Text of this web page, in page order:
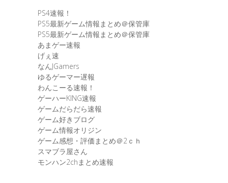
PS4速報！
PS5最新ゲーム情報まとめ＠保管庫
PS5最新ゲーム情報まとめ＠保管庫
あまゲー速報
げぇ速
なんJGamers
ゆるゲーマー遅報
わんこーる速報！
ゲーハーKING速報
ゲームだらだら速報
ゲーム好きブログ
ゲーム情報オリジン
ゲーム感想・評価まとめ＠2ｃｈ
スマブラ屋さん
モンハン2chまとめ速報